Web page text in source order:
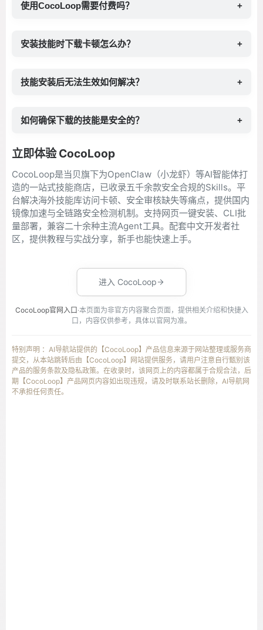
使用CocoLoop需要付费吗？ +
安装技能时下载卡顿怎么办？ +
技能安装后无法生效如何解决？ +
如何确保下载的技能是安全的？ +
立即体验 CocoLoop
CocoLoop是当贝旗下为OpenClaw（小龙虾）等AI智能体打
造的一站式技能商店，已收录五千余款安全合规的Skills。平
台解决海外技能库访问卡顿、安全审核缺失等痛点，提供国内
镜像加速与全链路安全检测机制。支持网页一键安装、CLI批
量部署，兼容二十余种主流Agent工具。配套中文开发者社
区，提供教程与实战分享，新手也能快速上手。
进入 CocoLoop
CocoLoop官网入口 ·本页面为非官方内容聚合页面，提供相关介绍和快捷入
口，内容仅供参考，具体以官网为准。
特别声明 ：AI导航站提供的【CocoLoop】产品信息来源于网站整理或服务商
提交，从本站跳转后由【CocoLoop】网站提供服务，请用户注意自行甄别该
产品的服务条款及隐私政策。在收录时，该网页上的内容都属于合规合法，后
期【CocoLoop】产品网页内容如出现违规，请及时联系站长删除，AI导航网
不承担任何责任。